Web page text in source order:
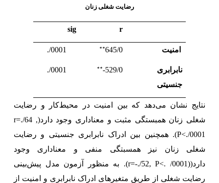
رضایت شغلی زنان
r
sig
امنیت 645/0
**
0001/.
نابرابری
جنسیتی
529/0-
**
0001/.
نتایج نشان می‌دهد که بین امنیت در محیط‌کار و رضایت
شغلی زنان همبستگی مثبت و معناداری وجود دارد(r=./64 ,
P<./0001). همچنین بین ادراک نابرابری جنسیتی و رضایت
شغلی زنان نیز همسبتگی منفی و معناداری وجود
دارد((r=-./52, P<. /0001). به منظور آزمون مدل پیش‌بینی
رضایت شغلی از طریق متغیرهای ادراک نابرابری و امنیت از